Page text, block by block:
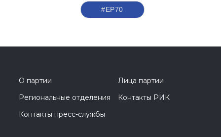
#ЕР70
О партии
Лица партии
Региональные отделения
Контакты РИК
Контакты пресс-службы